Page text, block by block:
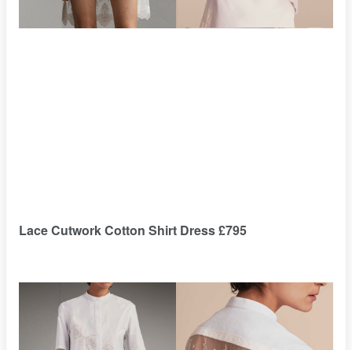
Lace Cutwork Cotton Shirt Dress £795